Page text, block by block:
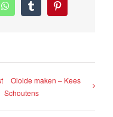
WhatsAppTumblrPinterest
Oloide maken – Kees
Schoutens